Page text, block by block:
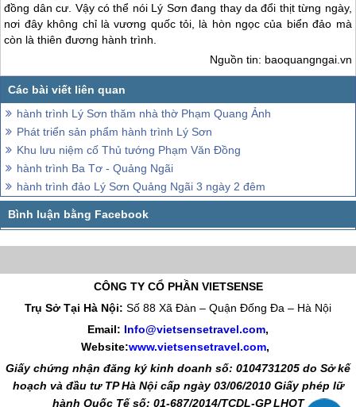
đồng dân cư. Vậy có thể nói Lý Sơn đang thay da đổi thịt từng ngày,
nơi đây không chỉ là vương quốc tỏi, là hòn ngọc của biển đảo mà
còn là thiên đương hành trình.
Nguồn tin: baoquangngai.vn
hành trình Lý Sơn thăm nhà thờ Phạm Quang Ảnh
Phát triển sản phẩm hành trình Lý Sơn
Khu lưu niệm cố Thủ tướng Phạm Văn Đồng
hành trình Ba Tơ - Quảng Ngãi
hành trình đảo Lý Sơn Quảng Ngãi 3 ngày 2 đêm
CÔNG TY CỔ PHẦN VIETSENSE
Trụ Sở Tại Hà Nội: Số 88 Xã Đàn – Quận Đống Đa – Hà Nội
Email: Info@vietsensetravel.com,
Website:www.vietsensetravel.com,
Giấy chứng nhận đăng ký kinh doanh số: 0104731205 do Sở kế
hoạch và đầu tư TP Hà Nội cấp ngày 03/06/2010 Giấy phép lữ
hành Quốc Tế số: 01-687/2014/TCDL-GP LHQT